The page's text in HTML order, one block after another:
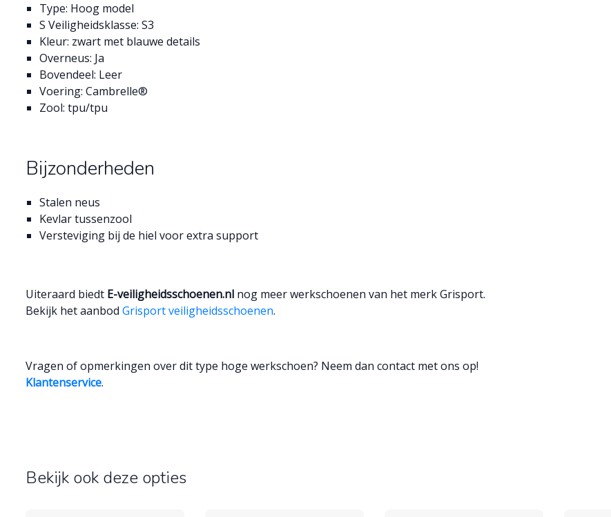
Type: Hoog model
S Veiligheidsklasse: S3
Kleur: zwart met blauwe details
Overneus: Ja
Bovendeel: Leer
Voering: Cambrelle®
Zool: tpu/tpu
Bijzonderheden
Stalen neus
Kevlar tussenzool
Versteviging bij de hiel voor extra support
Uiteraard biedt E-veiligheidsschoenen.nl nog meer werkschoenen van het merk Grisport.
Bekijk het aanbod Grisport veiligheidsschoenen.
Vragen of opmerkingen over dit type hoge werkschoen? Neem dan contact met ons op!
Klantenservice.
Bekijk ook deze opties